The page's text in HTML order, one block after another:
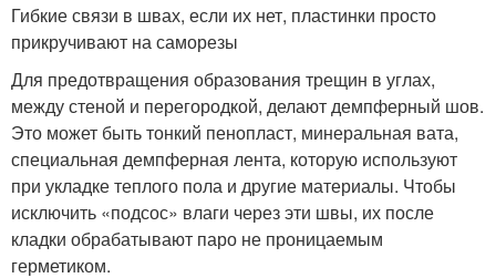
Гибкие связи в швах, если их нет, пластинки просто
прикручивают на саморезы
Для предотвращения образования трещин в углах,
между стеной и перегородкой, делают демпферный шов.
Это может быть тонкий пенопласт, минеральная вата,
специальная демпферная лента, которую используют
при укладке теплого пола и другие материалы. Чтобы
исключить «подсос» влаги через эти швы, их после
кладки обрабатывают паро не проницаемым
герметиком.